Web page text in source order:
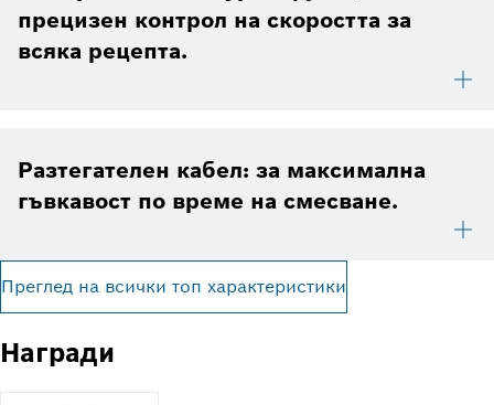
прецизен контрол на скоростта за
всяка рецепта.
Разтегателен кабел: за максимална
гъвкавост по време на смесване.
Преглед на всички топ характеристики
Награди